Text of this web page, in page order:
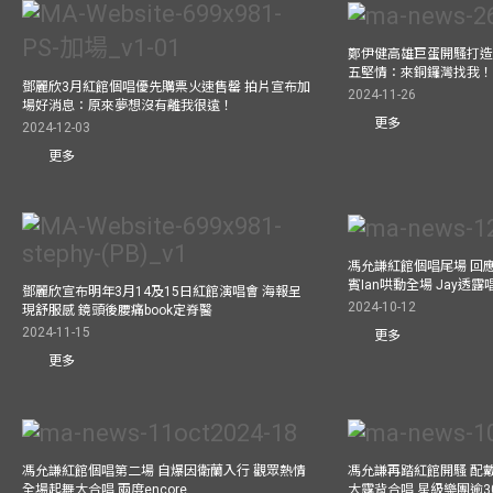
鄧麗欣3月紅館個唱優先購票火速售罄 拍片宣布加
場好消息：原來夢想沒有離我很遠！
2024-12-03
更多
鄭伊健高雄巨蛋開騷打
五堅情：來銅鑼灣找我！
2024-11-26
更多
鄧麗欣宣布明年3月14及15日紅館演唱會 海報呈
現舒服感 鏡頭後腰痛book定脊醫
2024-11-15
更多
馮允謙紅館個唱尾場 回
賓Ian哄動全場 Jay透露
2024-10-12
更多
馮允謙紅館個唱第二場 自爆因衛蘭入行 觀眾熱情
全場起舞大合唱 兩度encore
馮允謙再踏紅館開騷 配
大露背合唱 星級樂團逾